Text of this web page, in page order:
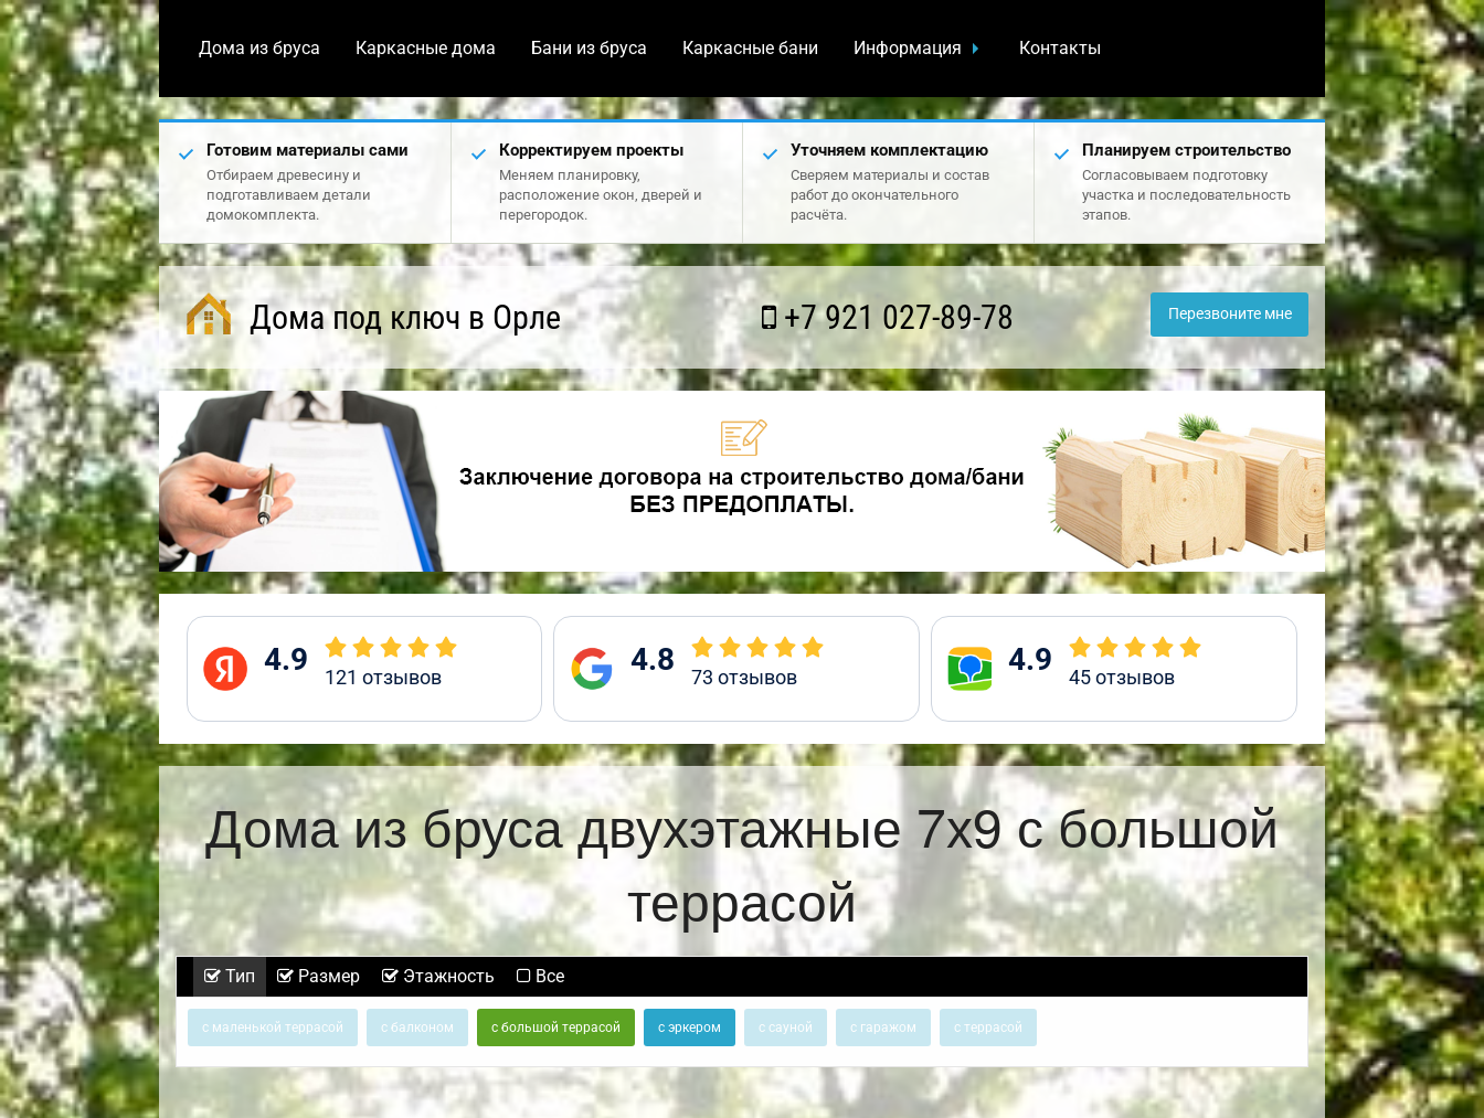
Дома из бруса Каркасные дома Бани из бруса Каркасные бани Информация Контакты
Готовим материалы сами
Отбираем древесину и
подготавливаем детали
домокомплекта.
Корректируем проекты
Меняем планировку,
расположение окон, дверей и
перегородок.
Уточняем комплектацию
Сверяем материалы и состав
работ до окончательного
расчёта.
Планируем строительство
Согласовываем подготовку
участка и последовательность
этапов.
Дома под ключ в Орле +7 921 027-89-78 Перезвоните мне
4.9 121 отзывов 4.8 73 отзывов 4.9 45отзывов
Дома из бруса двухэтажные 7х9 с большой
террасой
Тип Размер Этажность Все
с маленькой террасой с балконом с большой террасой с эркером с сауной с гаражом с террасой